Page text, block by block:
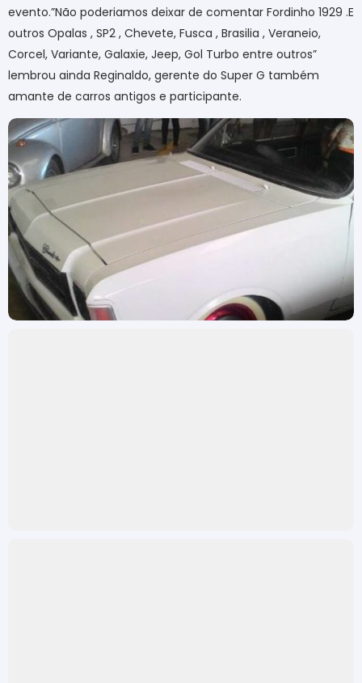
evento.”Não poderiamos deixar de comentar Fordinho 1929 .E
outros Opalas , SP2 , Chevete, Fusca , Brasilia , Veraneio,
Corcel, Variante, Galaxie, Jeep, Gol Turbo entre outros”
lembrou ainda Reginaldo, gerente do Super G também
amante de carros antigos e participante.